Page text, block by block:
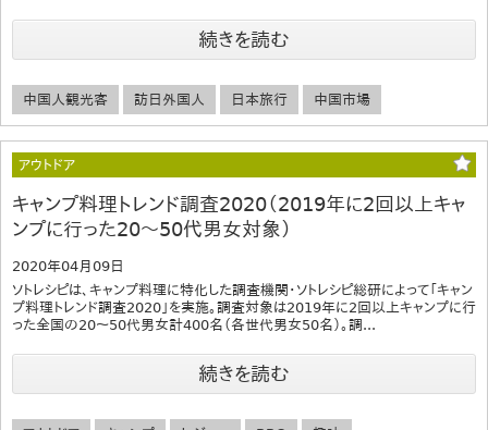
続きを読む
中国人観光客 訪日外国人 日本旅行 中国市場
アウトドア
キャンプ料理トレンド調査2020（2019年に2回以上キャ
ンプに行った20～50代男女対象）
2020年04月09日
ソトレシピは、キャンプ料理に特化した調査機関・ソトレシピ総研によって「キャン
プ料理トレンド調査2020」を実施。調査対象は2019年に2回以上キャンプに行
った全国の20～50代男女計400名（各世代男女50名）。調...
続きを読む